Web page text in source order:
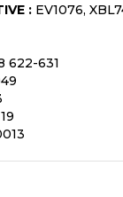
: EV1076,
622-631